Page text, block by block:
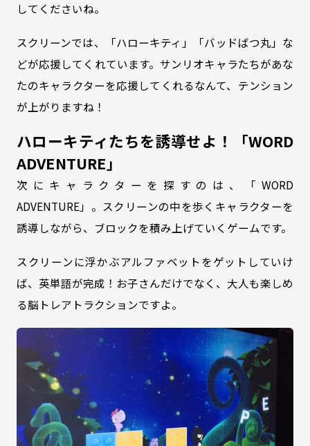
してくださいね。
スクリーンでは、「ハローキティ」「バッドばつ丸」な
どが応援してくれています。サンリオキャラたちがあな
たのキャラクターを応援してくれるなんて、テンション
が上がりますね！
ハローキティたちを誘導せよ！「WORD
ADVENTURE」
次にキャラクターを探すのは、「WORD
ADVENTURE」。スクリーンの中を歩くキャラクターを
誘導しながら、ブロックを積み上げていくゲームです。
スクリーンに浮かぶアルファベットをゲットしていけ
ば、英単語が完成！お子さんだけでなく、大人も楽しめ
る脳トレアトラクションですよ。